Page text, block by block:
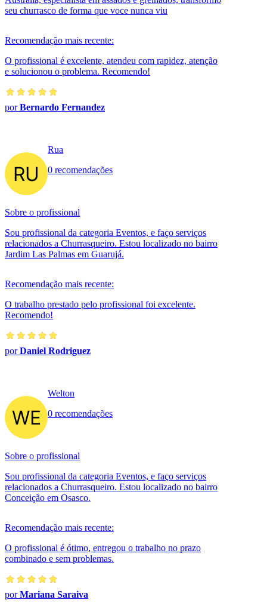
seu churrasco de forma que voce nunca viu
Recomendação mais recente:
O profissional é excelente, atendeu com rapidez, atenção
e solucionou o problema. Recomendo!
porBernardo Fernandez
Rua
0 recomendações
Sobre o profissional
Sou profissional da categoria Eventos, e faço serviços
relacionados a Churrasqueiro. Estou localizado no bairro
Jardim Las Palmas em Guarujá.
Recomendação mais recente:
O trabalho prestado pelo profissional foi excelente.
Recomendo!
porDaniel Rodriguez
Welton
0 recomendações
Sobre o profissional
Sou profissional da categoria Eventos, e faço serviços
relacionados a Churrasqueiro. Estou localizado no bairro
Conceição em Osasco.
Recomendação mais recente:
O profissional é ótimo, entregou o trabalho no prazo
combinado e sem problemas.
porMariana Saraiva